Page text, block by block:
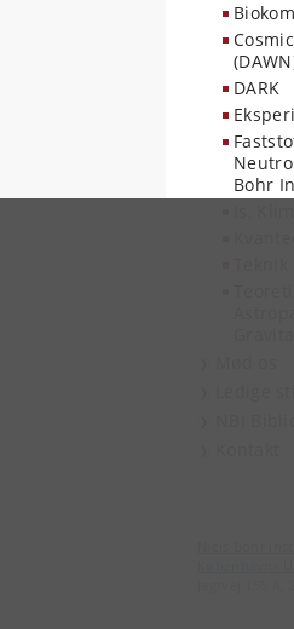
DARK
Bohr
Ledige
Niels Bohr
Jagtvej 155